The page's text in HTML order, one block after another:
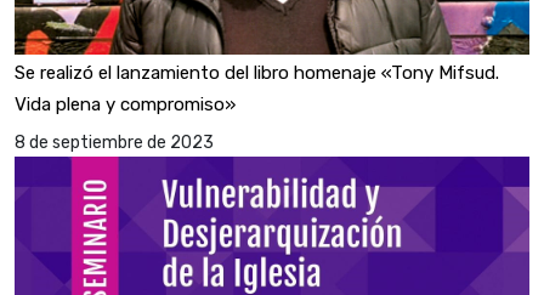
Se realizó el lanzamiento del libro homenaje «Tony Mifsud.
Vida plena y compromiso»
8 de septiembre de 2023